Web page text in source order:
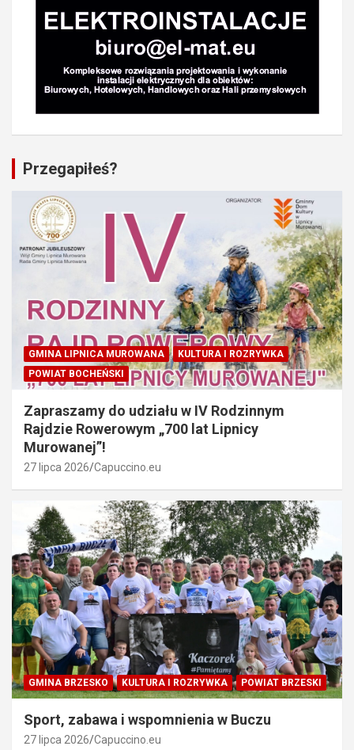
Przegapiłeś?
GMINA LIPNICA MUROWANA
KULTURA I ROZRYWKA
POWIAT BOCHEŃSKI
Zapraszamy do udziału w IV Rodzinnym
Rajdzie Rowerowym „700 lat Lipnicy
Murowanej”!
27 lipca 2026 Capuccino.eu
GMINA BRZESKO KULTURA I ROZRYWKA POWIAT BRZESKI
Sport, zabawa i wspomnienia w Buczu
27 lipca 2026 Capuccino.eu